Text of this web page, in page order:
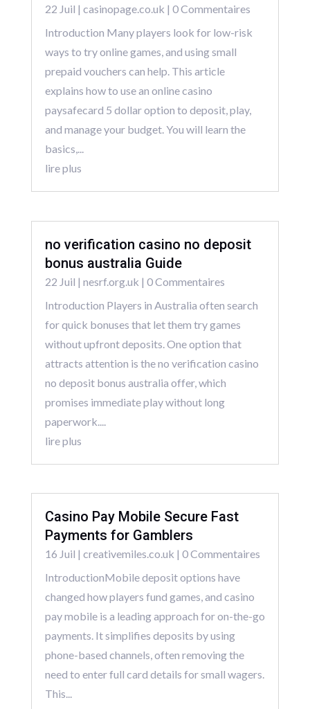
22 Juil | casinopage.co.uk | 0 Commentaires
Introduction Many players look for low-risk
ways to try online games, and using small
prepaid vouchers can help. This article
explains how to use an online casino
paysafecard 5 dollar option to deposit, play,
and manage your budget. You will learn the
basics,...
lire plus
no verification casino no deposit
bonus australia Guide
22 Juil | nesrf.org.uk | 0 Commentaires
Introduction Players in Australia often search
for quick bonuses that let them try games
without upfront deposits. One option that
attracts attention is the no verification casino
no deposit bonus australia offer, which
promises immediate play without long
paperwork....
lire plus
Casino Pay Mobile Secure Fast
Payments for Gamblers
16 Juil | creativemiles.co.uk | 0 Commentaires
IntroductionMobile deposit options have
changed how players fund games, and casino
pay mobile is a leading approach for on-the-go
payments. It simplifies deposits by using
phone-based channels, often removing the
need to enter full card details for small wagers.
This...